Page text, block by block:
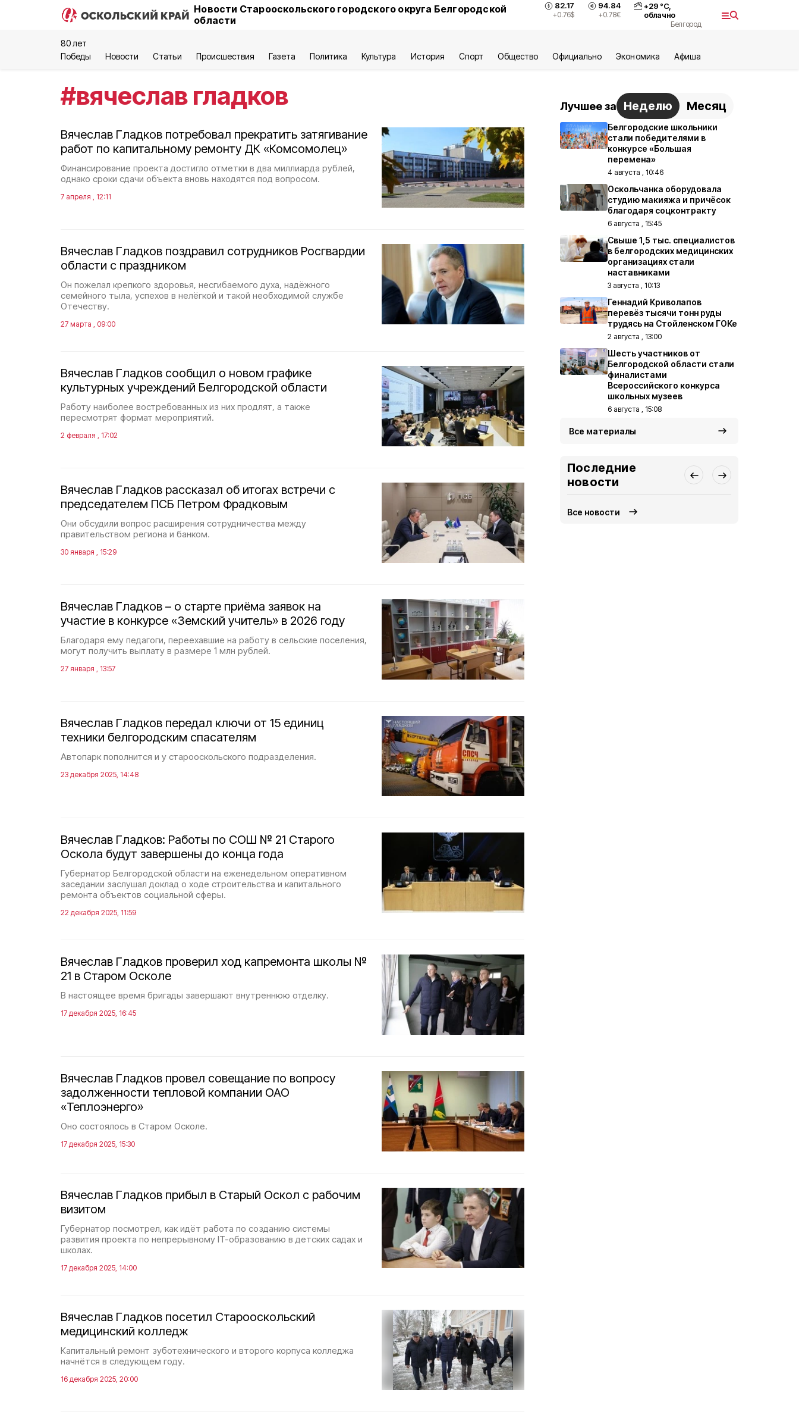
Новости Старооскольского городского округа Белгородской
области
82.17
+0.76$
94.84
+0.78€
+29 °С,
облачно
Белгород
80 лет
Победы
Новости Статьи Происшествия Газета Политика Культура История Спорт Общество Официально Экономика Aфиша
#вячеслав гладков
Вячеслав Гладков потребовал прекратить затягивание
работ по капитальному ремонту ДК «Комсомолец»
Финансирование проекта достигло отметки в два миллиарда рублей,
однако сроки сдачи объекта вновь находятся под вопросом.
7 апреля , 12:11
Вячеслав Гладков поздравил сотрудников Росгвардии
области с праздником
Он пожелал крепкого здоровья, несгибаемого духа, надёжного
семейного тыла, успехов в нелёгкой и такой необходимой службе
Отечеству.
27 марта , 09:00
Вячеслав Гладков сообщил о новом графике
культурных учреждений Белгородской области
Работу наиболее востребованных из них продлят, а также
пересмотрят формат мероприятий.
2 февраля , 17:02
Вячеслав Гладков рассказал об итогах встречи с
председателем ПСБ Петром Фрадковым
Они обсудили вопрос расширения сотрудничества между
правительством региона и банком.
30 января , 15:29
Вячеслав Гладков – о старте приёма заявок на
участие в конкурсе «Земский учитель» в 2026 году
Благодаря ему педагоги, переехавшие на работу в сельские поселения,
могут получить выплату в размере 1 млн рублей.
27 января , 13:57
Вячеслав Гладков передал ключи от 15 единиц
техники белгородским спасателям
Автопарк пополнится и у старооскольского подразделения.
23 декабря 2025, 14:48
Вячеслав Гладков: Работы по СОШ № 21 Старого
Оскола будут завершены до конца года
Губернатор Белгородской области на еженедельном оперативном
заседании заслушал доклад о ходе строительства и капитального
ремонта объектов социальной сферы.
22 декабря 2025, 11:59
Вячеслав Гладков проверил ход капремонта школы №
21 в Старом Осколе
В настоящее время бригады завершают внутреннюю отделку.
17 декабря 2025, 16:45
Вячеслав Гладков провел совещание по вопросу
задолженности тепловой компании ОАО
«Теплоэнерго»
Оно состоялось в Старом Осколе.
17 декабря 2025, 15:30
Вячеслав Гладков прибыл в Старый Оскол с рабочим
визитом
Губернатор посмотрел, как идёт работа по созданию системы
развития проекта по непрерывному IT-образованию в детских садах и
школах.
17 декабря 2025, 14:00
Вячеслав Гладков посетил Старооскольский
медицинский колледж
Капитальный ремонт зуботехнического и второго корпуса колледжа
начнётся в следующем году.
16 декабря 2025, 20:00
Лучшее за Неделю Месяц
Белгородские школьники
стали победителями в
конкурсе «Большая
перемена»
4 августа , 10:46
Оскольчанка оборудовала
студию макияжа и причёсок
благодаря соцконтракту
6 августа , 15:45
Свыше 1,5 тыс. специалистов
в белгородских медицинских
организациях стали
наставниками
3 августа , 10:13
Геннадий Криволапов
перевёз тысячи тонн руды
трудясь на Стойленском ГОКе
2 августа , 13:00
Шесть участников от
Белгородской области стали
финалистами
Всероссийского конкурса
школьных музеев
6 августа , 15:08
Все материалы
Последние
новости
Все новости